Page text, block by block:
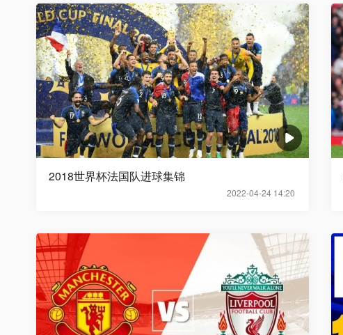
2022-04-24 14:20
2018世界杯法国队进球集锦